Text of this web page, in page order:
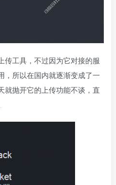
传工具，不过因为它对接的服
，所以在国内就逐渐变成了一
就抛开它的上传功能不谈，直